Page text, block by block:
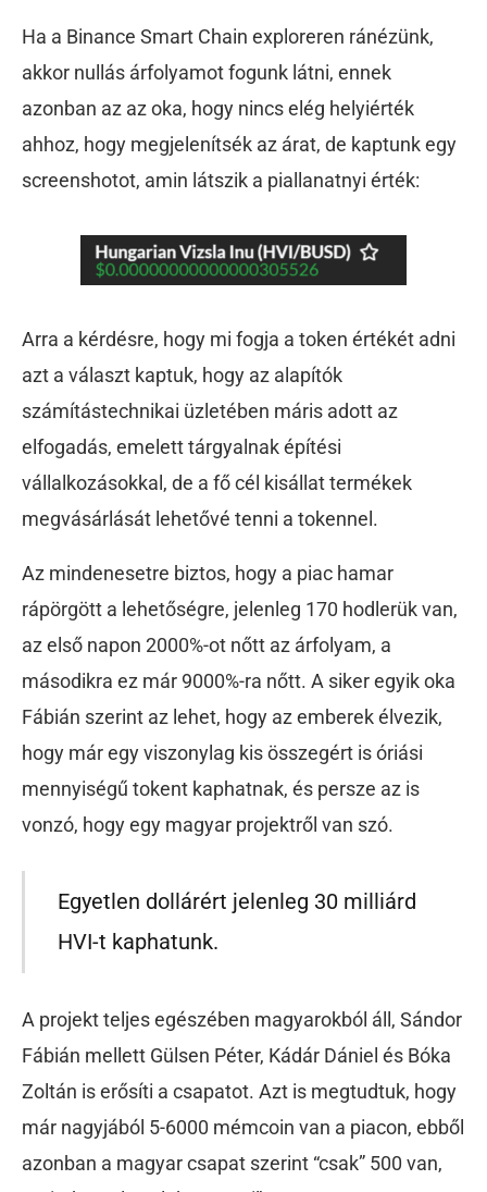
Ha a Binance Smart Chain exploreren ránézünk,
akkor nullás árfolyamot fogunk látni, ennek
azonban az az oka, hogy nincs elég helyiérték
ahhoz, hogy megjelenítsék az árat, de kaptunk egy
screenshotot, amin látszik a piallanatnyi érték:
Arra a kérdésre, hogy mi fogja a token értékét adni
azt a választ kaptuk, hogy az alapítók
számítástechnikai üzletében máris adott az
elfogadás, emelett tárgyalnak építési
vállalkozásokkal, de a fő cél kisállat termékek
megvásárlását lehetővé tenni a tokennel.
Az mindenesetre biztos, hogy a piac hamar
rápörgött a lehetőségre, jelenleg 170 hodlerük van,
az első napon 2000%-ot nőtt az árfolyam, a
másodikra ez már 9000%-ra nőtt. A siker egyik oka
Fábián szerint az lehet, hogy az emberek élvezik,
hogy már egy viszonylag kis összegért is óriási
mennyiségű tokent kaphatnak, és persze az is
vonzó, hogy egy magyar projektről van szó.
Egyetlen dollárért jelenleg 30 milliárd
HVI-t kaphatunk.
A projekt teljes egészében magyarokból áll, Sándor
Fábián mellett Gülsen Péter, Kádár Dániel és Bóka
Zoltán is erősíti a csapatot. Azt is megtudtuk, hogy
már nagyjából 5-6000 mémcoin van a piacon, ebből
azonban a magyar csapat szerint “csak” 500 van,